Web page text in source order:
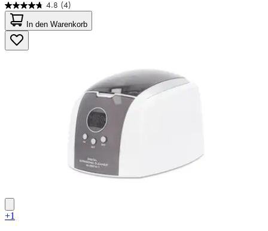
4.8 (4)
4.8
von
5
Sternen.
4
In den Warenkorb
+1